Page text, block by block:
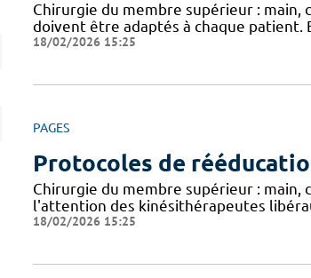
Chirurgie du membre supérieur :
doivent être adaptés à chaque patient.
18/02/2026 15:25
PAGES
Protocoles de
Chirurgie du membre supérieur : main,
l'attention des kinésithérapeutes
18/02/2026 15:25